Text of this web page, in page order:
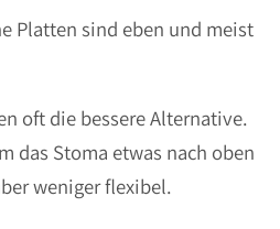
Platten sind eben und meist
oft die bessere Alternative.
das Stoma etwas nach oben
weniger flexibel.